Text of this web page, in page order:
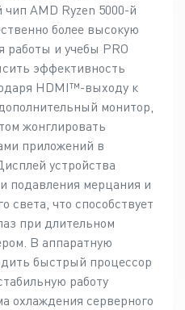
AMD Ryzen 5000-й
более высокую
работы и учебы PRO
эффективность
HDMI™-выходу к
монитор,
жонглировать
приложений в
устройства
подавления мерцания и
света, что способствует
при длительном
В аппаратную
быстрый процессор
работу
охлаждения серверного